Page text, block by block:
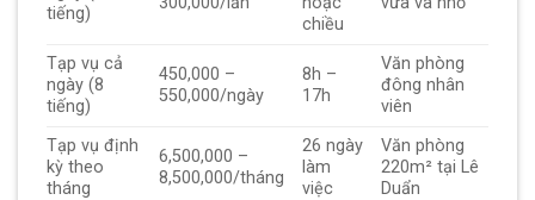
tiếng)
chiều
Tạp vụ cả
ngày (8
tiếng)
450,000 –
550,000/ngày
8h –
17h
Văn phòng
đông nhân
viên
Tạp vụ định
kỳ theo
tháng
6,500,000 –
8,500,000/tháng
26 ngày
làm
việc
Văn phòng
220m² tại Lê
Duẩn